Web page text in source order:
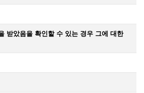
받았음을 확인할 수 있는 경우 그에 대한